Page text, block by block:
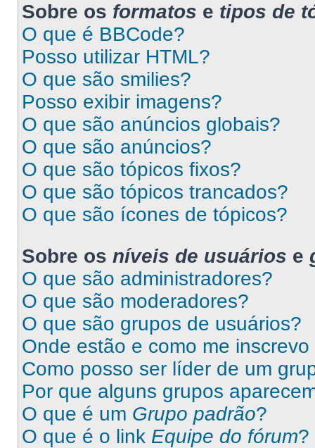
Sobre os formatos e tipos de
O que é BBCode?
Posso utilizar HTML?
O que são smilies?
Posso exibir imagens?
O que são anúncios globais?
O que são anúncios?
O que são tópicos fixos?
O que são tópicos trancados?
O que são ícones de tópicos?
Sobre os níveis de usuários e
O que são administradores?
O que são moderadores?
O que são grupos de usuários?
Onde estão e como me
Como posso ser líder de um
Por que alguns grupos
O que é um Grupo padrão?
O que é o link Equipe do fórum?